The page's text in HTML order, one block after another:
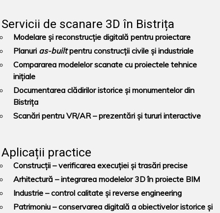
Servicii de scanare 3D în Bistrița
Modelare și reconstrucție digitală pentru proiectare
Planuri as-builtpentru construcții civile și industriale
Compararea modelelor scanate cu proiectele tehnice
inițiale
Documentarea clădirilor istorice și monumentelor din
Bistrița
Scanări pentru VR/AR – prezentări și tururi interactive
Aplicații practice
Construcții– verificarea execuției și trasări precise
Arhitectură – integrarea modelelor 3D în proiecte BIM
Industrie– control calitate și reverse engineering
Patrimoniu– conservarea digitală a obiectivelor istorice și